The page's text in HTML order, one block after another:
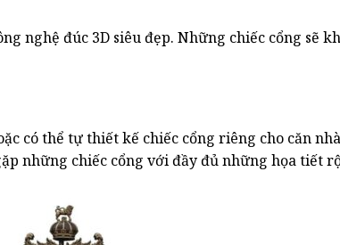
nghệ đúc 3D siêu đẹp. Những chiếc cổng sẽ
có thể tự thiết kế chiếc cổng riêng cho căn
những chiếc cổng với đầy đủ những họa tiết